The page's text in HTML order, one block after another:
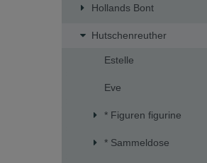
Hollands Bont
Hutschenreuther
Estelle
Eve
* Figuren figurine
* Sammeldose